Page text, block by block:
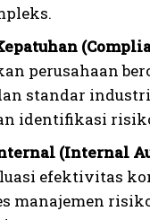
perusahaan
standar
identifikasi
(Internal
efektivitas
manajemen